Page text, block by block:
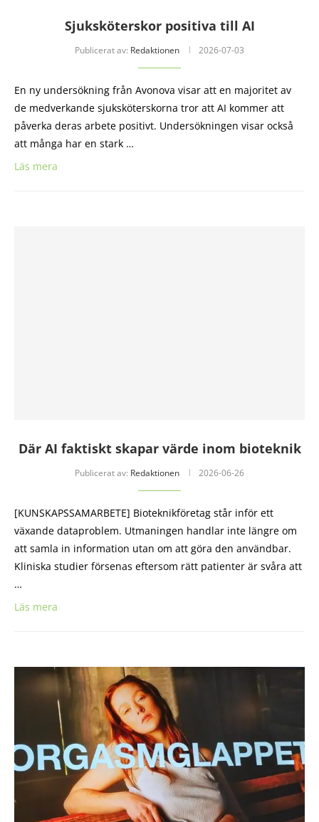
Sjuksköterskor positiva till AI
Publicerat av: Redaktionen 2026-07-03
En ny undersökning från Avonova visar att en majoritet av
de medverkande sjuksköterskorna tror att AI kommer att
påverka deras arbete positivt. Undersökningen visar också
att många har en stark …
Läs mera
Där AI faktiskt skapar värde inom bioteknik
Publicerat av: Redaktionen 2026-06-26
[KUNSKAPSSAMARBETE] Bioteknikföretag står inför ett
växande dataproblem. Utmaningen handlar inte längre om
att samla in information utan om att göra den användbar.
Kliniska studier försenas eftersom rätt patienter är svåra att
…
Läs mera